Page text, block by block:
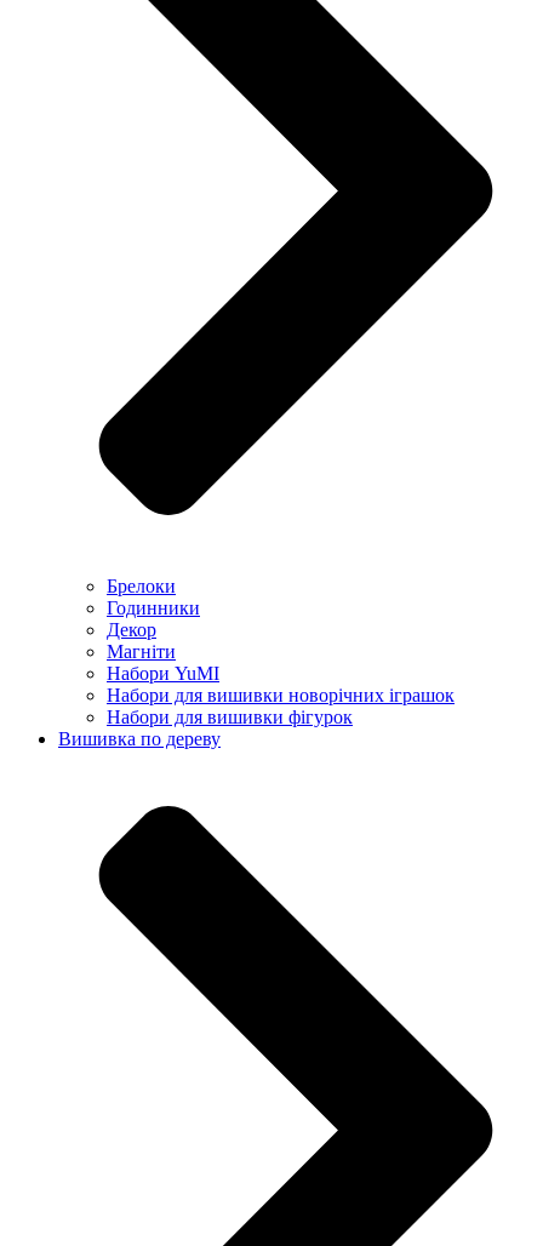
Брелоки
Годинники
Декор
Магніти
Набори YuMI
Набори для вишивки новорічних іграшок
Набори для вишивки фігурок
Вишивка по дереву